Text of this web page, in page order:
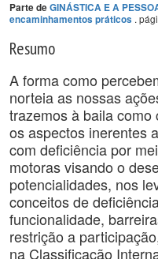
Parte deGINÁSTICA E A
encaminhamentos práticos .
Resumo
A forma como
norteia as nossas
trazemos à baila
os aspectos inerentes
com deficiência por
motoras visando o
potencialidades, nos
conceitos de
funcionalidade,
restrição a
na Classificação